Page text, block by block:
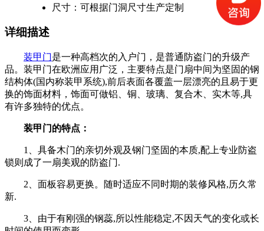
尺寸：可根据门洞尺寸生产定制
详细描述
装甲门是一种高档次的入户门，是普通防盗门的升级产
品。装甲门在欧洲应用广泛，主要特点是门扇中间为坚固的钢
结构体(国内称装甲系统),前后表面各覆盖一层漂亮的且易于更
换的饰面材料，饰面可做铝、铜、玻璃、复合木、实木等,具
有许多独特的优点。
装甲门的特点：
1、具备木门的亲切外观及钢门坚固的本质,配上专业防盗
锁则成了一扇美观的防盗门.
2、面板容易更换。随时适应不同时期的装修风格,历久常
新.
3、由于有刚强的钢蕊,所以性能稳定,不因天气的变化或长